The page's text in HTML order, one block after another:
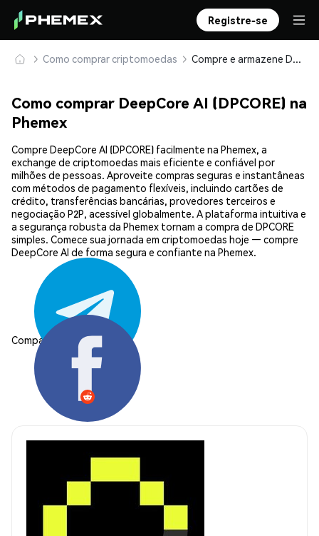
Registre-se
Como comprar criptomoedas Compre e armazene DeepCore AI (DPCORE) com segurança
Como comprar DeepCore AI (DPCORE) na
Phemex
Compre DeepCore AI (DPCORE) facilmente na Phemex, a
exchange de criptomoedas mais eficiente e confiável por
milhões de pessoas. Aproveite compras seguras e instantâneas
com métodos de pagamento flexíveis, incluindo cartões de
crédito, transferências bancárias, provedores terceiros e
negociação P2P, acessível globalmente. A plataforma intuitiva e
a segurança robusta da Phemex tornam a compra de DPCORE
simples. Comece sua jornada em criptomoedas hoje — compre
DeepCore AI de forma segura e confiante na Phemex.
Compartilhar: